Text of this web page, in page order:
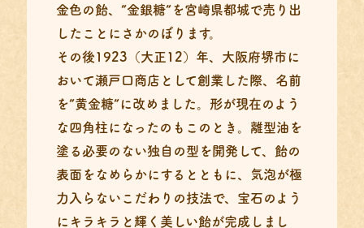
金色の飴、”金銀糖”を宮崎県都城で売り出
したことにさかのぼります。
その後1923（大正12）年、大阪府堺市に
おいて瀬戸口商店として創業した際、名前
を”黄金糖”に改めました。形が現在のよう
な四角柱になったのもこのとき。離型油を
塗る必要のない独自の型を開発して、飴の
表面をなめらかにするとともに、気泡が極
力入らないこだわりの技法で、宝石のよう
にキラキラと輝く美しい飴が完成しまし